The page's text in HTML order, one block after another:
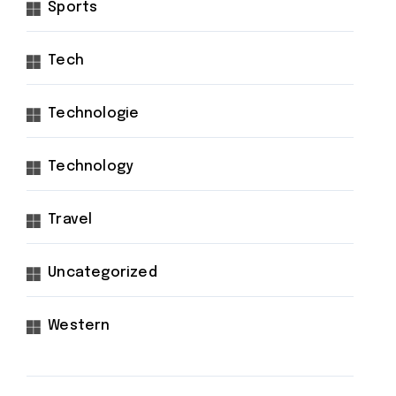
Sports
Tech
Technologie
Technology
Travel
Uncategorized
Western